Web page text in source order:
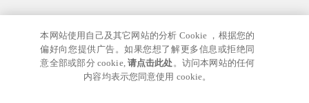
本网站使用自己及其它网站的分析 Cookie ，根据您的
偏好向您提供广告。如果您想了解更多信息或拒绝同
意全部或部分 cookie,请点击此处。访问本网站的任何
内容均表示您同意使用 cookie。